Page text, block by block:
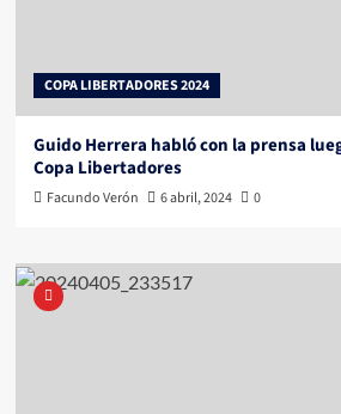
COPA LIBERTADORES 2024
Guido Herrera habló con la prensa
Copa Libertadores
Facundo Verón 6 abril, 2024 0